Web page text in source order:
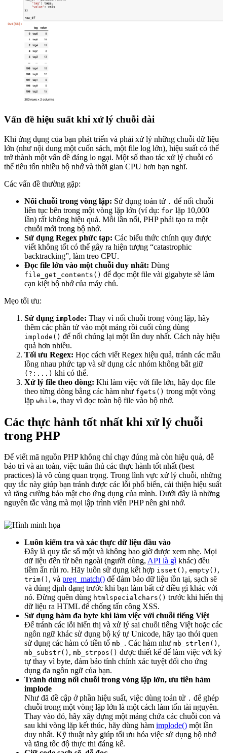
Vấn đề hiệu suất khi xử lý chuỗi dài
Khi ứng dụng của bạn phát triển và phải xử lý những chuỗi dữ liệu
lớn (như nội dung một cuốn sách, một file log lớn), hiệu suất có thể
trở thành một vấn đề đáng lo ngại. Một số thao tác xử lý chuỗi có
thể tiêu tốn nhiều bộ nhớ và thời gian CPU hơn bạn nghĩ.
Các vấn đề thường gặp:
Nối chuỗi trong vòng lặp: Sử dụng toán tử . để nối chuỗi
liên tục bên trong một vòng lặp lớn (ví dụ: for lặp 10,000
lần) rất không hiệu quả. Mỗi lần nối, PHP phải tạo ra một
chuỗi mới trong bộ nhớ.
Sử dụng Regex phức tạp: Các biểu thức chính quy được
viết không tốt có thể gây ra hiện tượng “catastrophic
backtracking”, làm treo CPU.
Đọc file lớn vào một chuỗi duy nhất: Dùng
file_get_contents() để đọc một file vài gigabyte sẽ làm
cạn kiệt bộ nhớ của máy chủ.
Mẹo tối ưu:
Sử dụng implode: Thay vì nối chuỗi trong vòng lặp, hãy
thêm các phần tử vào một mảng rồi cuối cùng dùng
implode() để nối chúng lại một lần duy nhất. Cách này hiệu
quả hơn nhiều.
Tối ưu Regex: Học cách viết Regex hiệu quả, tránh các mẫu
lồng nhau phức tạp và sử dụng các nhóm không bắt giữ
(?:...) khi có thể.
Xử lý file theo dòng: Khi làm việc với file lớn, hãy đọc file
theo từng dòng bằng các hàm như fgets() trong một vòng
lặp while, thay vì đọc toàn bộ file vào bộ nhớ.
Các thực hành tốt nhất khi xử lý chuỗi
trong PHP
Để viết mã nguồn PHP không chỉ chạy đúng mà còn hiệu quả, dễ
bảo trì và an toàn, việc tuân thủ các thực hành tốt nhất (best
practices) là vô cùng quan trọng. Trong lĩnh vực xử lý chuỗi, những
quy tắc này giúp bạn tránh được các lỗi phổ biến, cải thiện hiệu suất
và tăng cường bảo mật cho ứng dụng của mình. Dưới đây là những
nguyên tắc vàng mà mọi lập trình viên PHP nên ghi nhớ.
Luôn kiểm tra và xác thực dữ liệu đầu vào
Đây là quy tắc số một và không bao giờ được xem nhẹ. Mọi
dữ liệu đến từ bên ngoài (người dùng, API là gì khác) đều
tiềm ẩn rủi ro. Hãy luôn sử dụng kết hợp isset() , empty() ,
trim() , và preg_match() để đảm bảo dữ liệu tồn tại, sạch sẽ
và đúng định dạng trước khi bạn làm bất cứ điều gì khác với
nó. Đừng quên dùng htmlspecialchars() trước khi hiển thị
dữ liệu ra HTML để chống tấn công XSS.
Sử dụng hàm đa byte khi làm việc với chuỗi tiếng Việt
Để tránh các lỗi hiển thị và xử lý sai chuỗi tiếng Việt hoặc các
ngôn ngữ khác sử dụng bộ ký tự Unicode, hãy tạo thói quen
sử dụng các hàm có tiền tố mb_ . Các hàm như mb_strlen() ,
mb_substr() , mb_strpos() được thiết kế để làm việc với ký
tự thay vì byte, đảm bảo tính chính xác tuyệt đối cho ứng
dụng đa ngôn ngữ của bạn.
Tránh dùng nối chuỗi trong vòng lặp lớn, ưu tiên hàm
implode
Như đã đề cập ở phần hiệu suất, việc dùng toán tử . để ghép
chuỗi trong một vòng lặp lớn là một cách làm tốn tài nguyên.
Thay vào đó, hãy xây dựng một mảng chứa các chuỗi con và
sau khi vòng lặp kết thúc, hãy dùng hàm implode() một lần
duy nhất. Kỹ thuật này giúp tối ưu hóa việc sử dụng bộ nhớ
và tăng tốc độ thực thi đáng kể.